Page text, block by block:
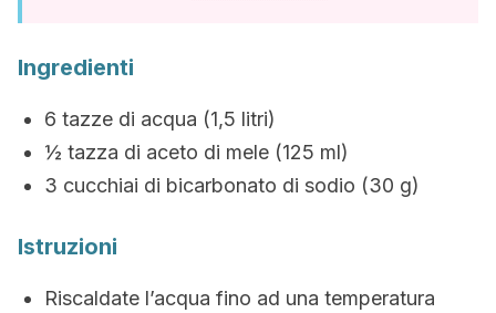
Ingredienti
6 tazze di acqua (1,5 litri)
½ tazza di aceto di mele (125 ml)
3 cucchiai di bicarbonato di sodio (30 g)
Istruzioni
Riscaldate l’acqua fino ad una temperatura